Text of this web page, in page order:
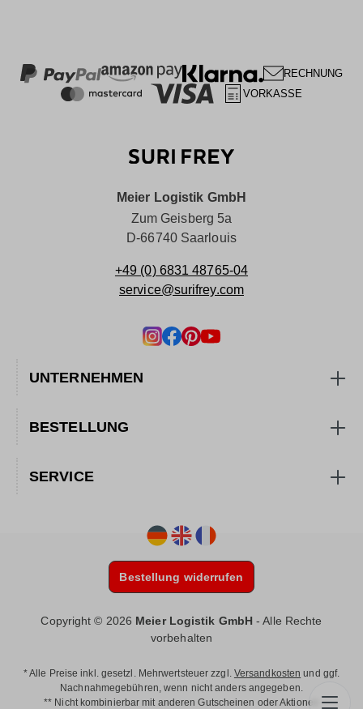
RECHNUNG
VORKASSE
Meier Logistik GmbH
Zum Geisberg 5a
D-66740 Saarlouis
+49 (0) 6831 48765-04
service@surifrey.com
UNTERNEHMEN
BESTELLUNG
SERVICE
Bestellung widerrufen
Copyright © 2026 Meier Logistik GmbH - Alle Rechte
vorbehalten
* Alle Preise inkl. gesetzl. Mehrwertsteuer zzgl. Versandkosten und ggf.
Nachnahmegebühren, wenn nicht anders angegeben.
** Nicht kombinierbar mit anderen Gutscheinen oder Aktionen